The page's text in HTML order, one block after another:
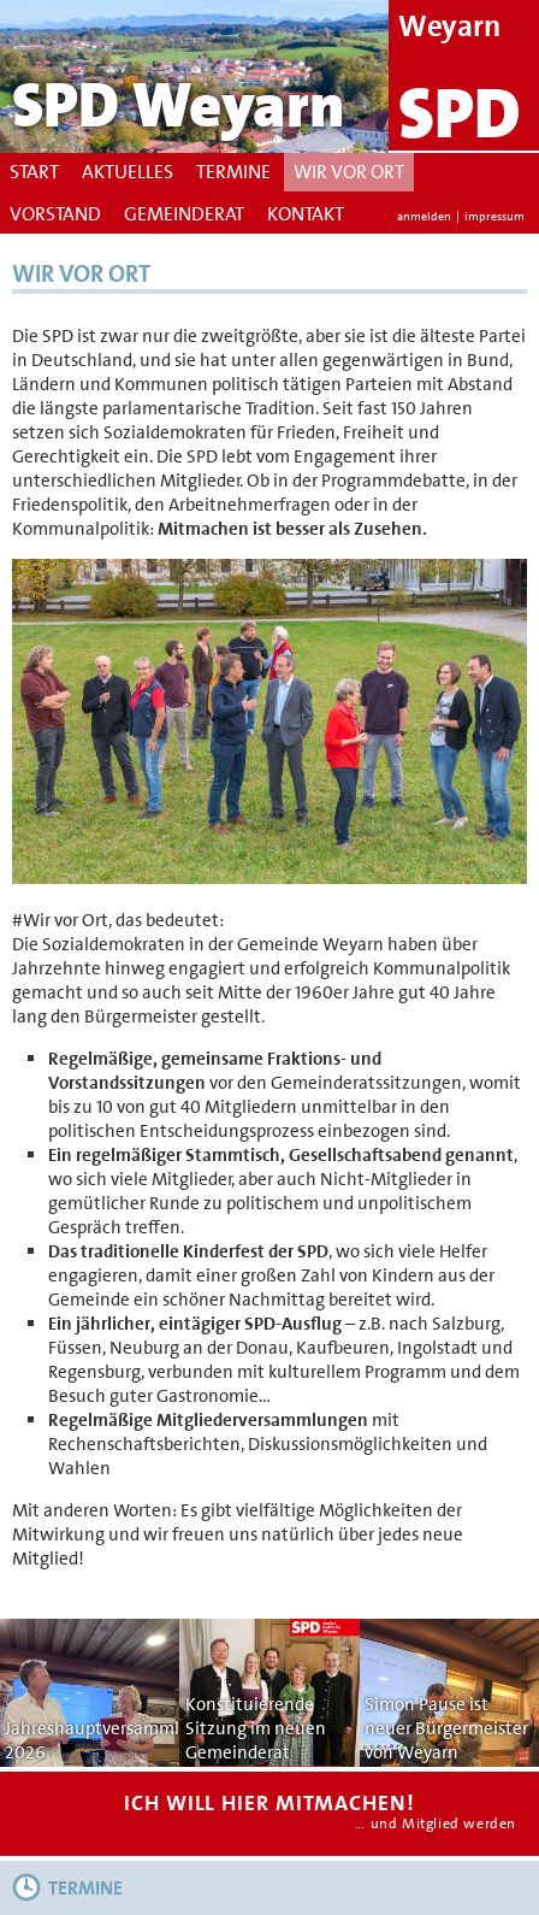
SPD Weyarn
START AKTUELLES TERMINE
WIR VOR ORT
VORSTAND
GEMEINDERAT KONTAKT anmelden | impressum
Weyarn
SPD
WIR VOR ORT
Die SPD ist zwar nur die zweitgrößte, aber sie ist die älteste Partei
in Deutschland, und sie hat unter allen gegenwärtigen in Bund,
Ländern und Kommunen politisch tätigen Parteien mit Abstand
die längste parlamentarische Tradition. Seit fast 150 Jahren
setzen sich Sozialdemokraten für Frieden, Freiheit und
Gerechtigkeit ein. Die SPD lebt vom Engagement ihrer
unterschiedlichen Mitglieder. Ob in der Programmdebatte, in der
Friedenspolitik, den Arbeitnehmerfragen oder in der
Kommunalpolitik:Mitmachen ist besser als Zusehen.
#Wir vor Ort, das bedeutet:
Die Sozialdemokraten in der Gemeinde Weyarn haben über
Jahrzehnte hinweg engagiert und erfolgreich Kommunalpolitik
gemacht und so auch seit Mitte der 1960er Jahre gut 40 Jahre
lang den Bürgermeister gestellt.
Regelmäßige, gemeinsame Fraktions- und
Vorstandssitzungen vor den Gemeinderatssitzungen, womit
bis zu 10 von gut 40 Mitgliedern unmittelbar in den
politischen Entscheidungsprozess einbezogen sind.
Ein regelmäßiger Stammtisch, Gesellschaftsabend genannt,
wo sich viele Mitglieder, aber auch Nicht-Mitglieder in
gemütlicher Runde zu politischem und unpolitischem
Gespräch treffen.
Das traditionelle Kinderfest der SPD, wo sich viele Helfer
engagieren, damit einer großen Zahl von Kindern aus der
Gemeinde ein schöner Nachmittag bereitet wird.
Ein jährlicher, eintägiger SPD-Ausflug– z.B. nach Salzburg,
Füssen, Neuburg an der Donau, Kaufbeuren, Ingolstadt und
Regensburg, verbunden mit kulturellem Programm und dem
Besuch guter Gastronomie…
Regelmäßige Mitgliederversammlungen mit
Rechenschaftsberichten, Diskussionsmöglichkeiten und
Wahlen
Mit anderen Worten: Es gibt vielfältige Möglichkeiten der
Mitwirkung und wir freuen uns natürlich über jedes neue
Mitglied!
Jahreshauptversammlung
2026
Konstituierende
Sitzung im neuen
Gemeinderat
Simon Pause ist
neuer Bürgermeister
von Weyarn
ICH WILL HIER MITMACHEN!
… und Mitglied werden
TERMINE